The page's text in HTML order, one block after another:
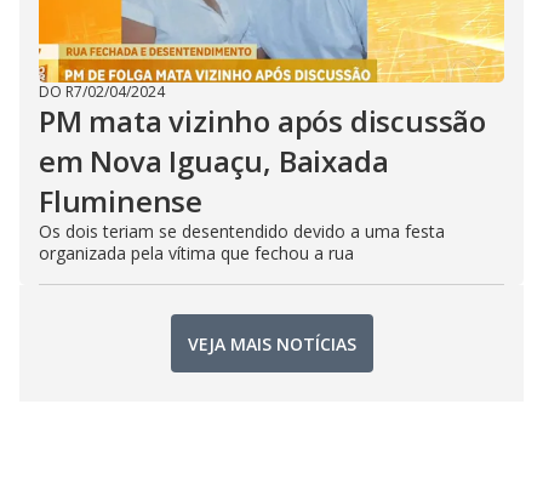
DO R7/02/04/2024
PM mata vizinho após discussão
em Nova Iguaçu, Baixada
Fluminense
Os dois teriam se desentendido devido a uma festa
organizada pela vítima que fechou a rua
VEJA MAIS NOTÍCIAS